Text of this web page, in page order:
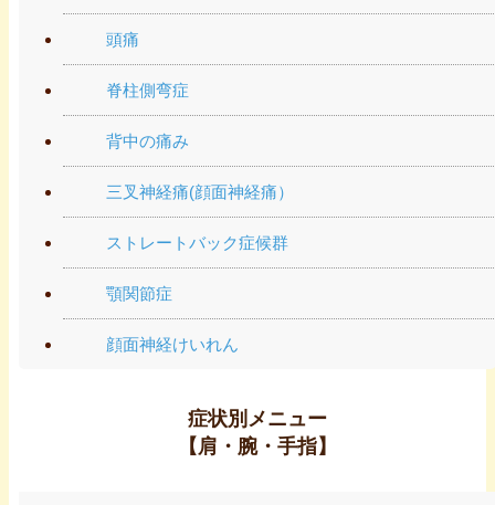
頭痛
脊柱側弯症
背中の痛み
三叉神経痛(顔面神経痛）
ストレートバック症候群
顎関節症
顔面神経けいれん
症状別メニュー
【肩・腕・手指】